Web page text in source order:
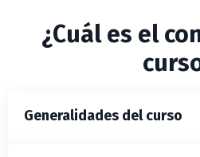
¿Cuál es el
Generalidades del curso